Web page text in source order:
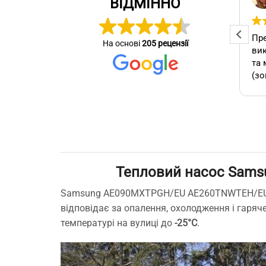
ВІДМІННО
На основі205 рецензії
2026-06-10
Професійна та оперативна
команда! Вчасно виконали
замовлення, бережно
ставились до техніки, дали
та
Тепловий насос
Samsung AE090MXTPGH/EU AE260TNWTEH/
відповідає за опалення, охолодження і
температурі на вулиці до -25°C.